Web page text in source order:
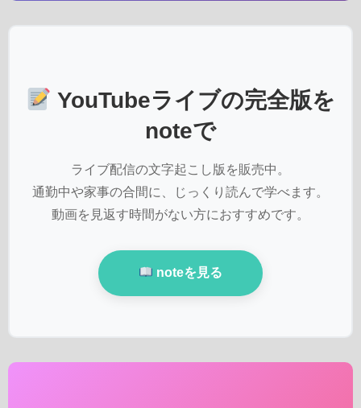
YouTubeライブの完全版を
noteで
ライブ配信の文字起こし版を販売中。
通勤中や家事の合間に、じっくり読んで学べます。
動画を見返す時間がない方におすすめです。
noteを見る